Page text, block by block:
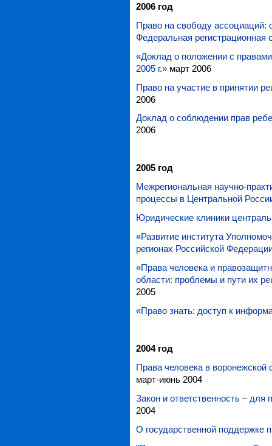
2006 год
Право на свободу
Федеральная регистрационная
«Доклад о положении с
2005 г.» март 2006
Право на участие в принятии
2006
Доклад о соблюдении прав
2006
2005 год
Межрегиональная научно-
процессы в Центральной
Юридические клиники
«Развитие института
регионах Российской
«Права человека и
области: проблемы и пути их
2005
«Право знать: доступ к
2004 год
Права человека в
март-июнь 2004
Закон и ответственность – для
2004
О государственной поддержке